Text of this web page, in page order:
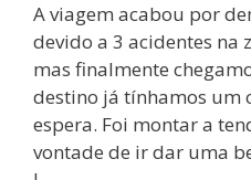
A viagem acabou por
devido a 3 acidentes na
mas finalmente
destino já tínhamos um
espera. Foi montar a
vontade de ir dar uma